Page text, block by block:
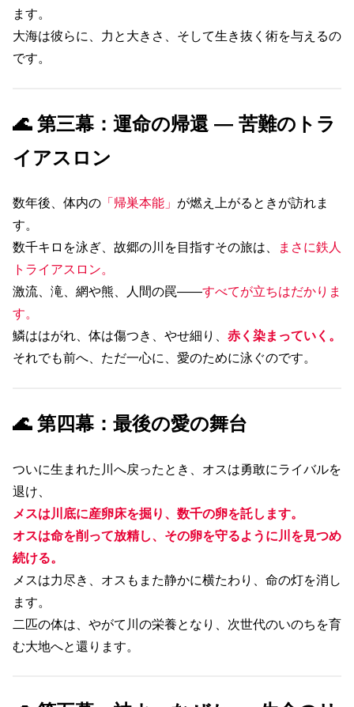
ます。
大海は彼らに、力と大きさ、そして生き抜く術を与えるの
です。
🌊 第三幕：運命の帰還 ― 苦難のトラ
イアスロン
数年後、体内の 「帰巣本能」 が燃え上がるときが訪れま
す。
数千キロを泳ぎ、故郷の川を目指すその旅は、
まさに鉄人
トライアスロン。
激流、滝、網や熊、人間の罠――すべてが立ちはだかりま
す。
鱗ははがれ、体は傷つき、やせ細り、 赤く染まっていく。
それでも前へ、ただ一心に、愛のために泳ぐのです。
🌊 第四幕：最後の愛の舞台
ついに生まれた川へ戻ったとき、オスは勇敢にライバルを
退け、
メスは川底に産卵床を掘り、数千の卵を託します。
オスは命を削って放精し、その卵を守るように川を見つめ
続ける。
メスは力尽き、オスもまた静かに横たわり、命の灯を消し
ます。
二匹の体は、やがて川の栄養となり、次世代のいのちを育
む大地へと還ります。